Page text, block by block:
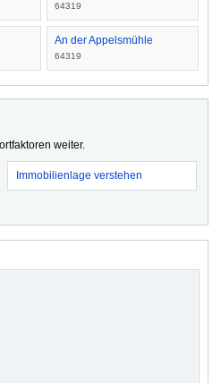
64319
An der Appelsmühle
64319
weiter.
Immobilienlage verstehen